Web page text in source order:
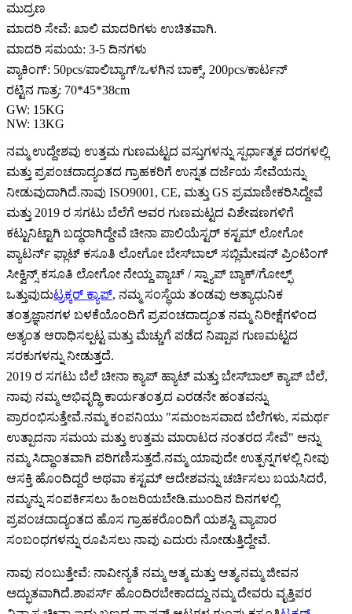
ಮುದ್ರಣ
ಮಾದರಿ ಸೇವೆ: ಖಾಲಿ ಮಾದರಿಗಳು ಉಚಿತವಾಗಿ.
ಮಾದರಿ ಸಮಯ: 3-5 ದಿನಗಳು
ಪ್ಯಾಕಿಂಗ್: 50pcs/ಪಾಲಿಬ್ಯಾಗ್/ಒಳಗಿನ ಬಾಕ್ಸ್, 200pcs/ಕಾರ್ಟನ್
ರಟ್ಟಿನ ಗಾತ್ರ: 70*45*38cm
GW: 15KG
NW: 13KG
ನಮ್ಮ ಉದ್ದೇಶವು ಉತ್ತಮ ಗುಣಮಟ್ಟದ ವಸ್ತುಗಳನ್ನು ಸ್ಪರ್ಧಾತ್ಮಕ ದರಗಳಲ್ಲಿ
ಮತ್ತು ಪ್ರಪಂಚದಾದ್ಯಂತದ ಗ್ರಾಹಕರಿಗೆ ಉನ್ನತ ದರ್ಜೆಯ ಸೇವೆಯನ್ನು
ನೀಡುವುದಾಗಿದೆ.ನಾವು ISO9001, CE, ಮತ್ತು GS ಪ್ರಮಾಣೀಕರಿಸಿದ್ದೇವೆ
ಮತ್ತು 2019 ರ ಸಗಟು ಬೆಲೆಗೆ ಅವರ ಗುಣಮಟ್ಟದ ವಿಶೇಷಣಗಳಿಗೆ
ಕಟ್ಟುನಿಟ್ಟಾಗಿ ಬದ್ಧರಾಗಿದ್ದೇವೆ ಚೀನಾ ಪಾಲಿಯೆಸ್ಟರ್ ಕಸ್ಟಮ್ ಲೋಗೋ
ಪ್ಯಾಟರ್ನ್ ಫ್ಲಾಟ್ ಕಸೂತಿ ಲೋಗೋ ಬೇಸ್‌ಬಾಲ್ ಸಬ್ಲಿಮೇಷನ್ ಪ್ರಿಂಟಿಂಗ್
ಸೀಕ್ವಿನ್ಸ್ ಕಸೂತಿ ಲೋಗೋ ನೇಯ್ದ ಪ್ಯಾಚ್ / ಸ್ನ್ಯಾಪ್ ಬ್ಯಾಕ್/ಗೋಲ್ಫ್
ಒತ್ತುವುದುಟ್ರಕ್ಕರ್ ಕ್ಯಾಪ್, ನಮ್ಮ ಸಂಸ್ಥೆಯ ತಂಡವು ಅತ್ಯಾಧುನಿಕ
ತಂತ್ರಜ್ಞಾನಗಳ ಬಳಕೆಯೊಂದಿಗೆ ಪ್ರಪಂಚದಾದ್ಯಂತ ನಮ್ಮ ನಿರೀಕ್ಷೆಗಳಿಂದ
ಅತ್ಯಂತ ಆರಾಧಿಸಲ್ಪಟ್ಟ ಮತ್ತು ಮೆಚ್ಚುಗೆ ಪಡೆದ ನಿಷ್ಪಾಪ ಗುಣಮಟ್ಟದ
ಸರಕುಗಳನ್ನು ನೀಡುತ್ತದೆ.
2019 ರ ಸಗಟು ಬೆಲೆ ಚೀನಾ ಕ್ಯಾಪ್ ಹ್ಯಾಟ್ ಮತ್ತು ಬೇಸ್‌ಬಾಲ್ ಕ್ಯಾಪ್ ಬೆಲೆ,
ನಾವು ನಮ್ಮ ಅಭಿವೃದ್ಧಿ ಕಾರ್ಯತಂತ್ರದ ಎರಡನೇ ಹಂತವನ್ನು
ಪ್ರಾರಂಭಿಸುತ್ತೇವೆ.ನಮ್ಮ ಕಂಪನಿಯು "ಸಮಂಜಸವಾದ ಬೆಲೆಗಳು, ಸಮರ್ಥ
ಉತ್ಪಾದನಾ ಸಮಯ ಮತ್ತು ಉತ್ತಮ ಮಾರಾಟದ ನಂತರದ ಸೇವೆ" ಅನ್ನು
ನಮ್ಮ ಸಿದ್ಧಾಂತವಾಗಿ ಪರಿಗಣಿಸುತ್ತದೆ.ನಮ್ಮ ಯಾವುದೇ ಉತ್ಪನ್ನಗಳಲ್ಲಿ ನೀವು
ಆಸಕ್ತಿ ಹೊಂದಿದ್ದರೆ ಅಥವಾ ಕಸ್ಟಮ್ ಆದೇಶವನ್ನು ಚರ್ಚಿಸಲು ಬಯಸಿದರೆ,
ನಮ್ಮನ್ನು ಸಂಪರ್ಕಿಸಲು ಹಿಂಜರಿಯಬೇಡಿ.ಮುಂದಿನ ದಿನಗಳಲ್ಲಿ
ಪ್ರಪಂಚದಾದ್ಯಂತದ ಹೊಸ ಗ್ರಾಹಕರೊಂದಿಗೆ ಯಶಸ್ವಿ ವ್ಯಾಪಾರ
ಸಂಬಂಧಗಳನ್ನು ರೂಪಿಸಲು ನಾವು ಎದುರು ನೋಡುತ್ತಿದ್ದೇವೆ.
ನಾವು ನಂಬುತ್ತೇವೆ: ನಾವೀನ್ಯತೆ ನಮ್ಮ ಆತ್ಮ ಮತ್ತು ಆತ್ಮ.ನಮ್ಮ ಜೀವನ
ಅದ್ಭುತವಾಗಿದೆ.ಶಾಪರ್ಸ್ ಹೊಂದಿರಬೇಕಾದದ್ದು ನಮ್ಮ ದೇವರು ವೃತ್ತಿಪರ